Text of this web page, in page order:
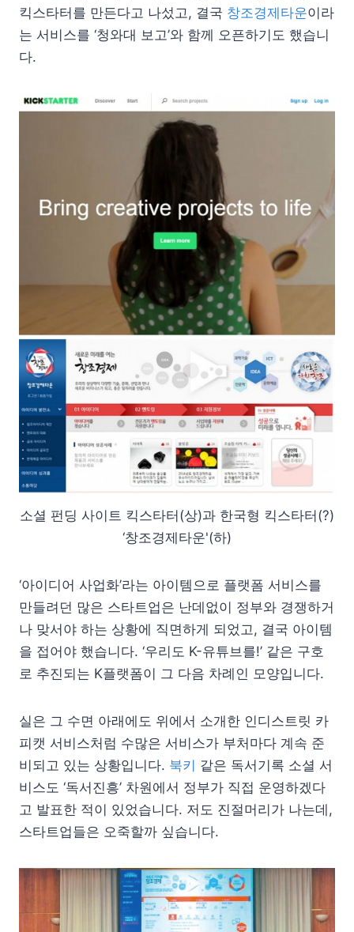
킥스타터를 만든다고 나섰고, 결국 창조경제타운이라
는 서비스를 ‘청와대 보고’와 함께 오픈하기도 했습니
다.
소셜 펀딩 사이트 킥스타터(상)과 한국형 킥스타터(?)
‘창조경제타운'(하)
‘아이디어 사업화’라는 아이템으로 플랫폼 서비스를
만들려던 많은 스타트업은 난데없이 정부와 경쟁하거
나 맞서야 하는 상황에 직면하게 되었고, 결국 아이템
을 접어야 했습니다. ‘우리도 K-유튜브를!’ 같은 구호
로 추진되는 K플랫폼이 그 다음 차례인 모양입니다.
실은 그 수면 아래에도 위에서 소개한 인디스트릿 카
피캣 서비스처럼 수많은 서비스가 부처마다 계속 준
비되고 있는 상황입니다. 북키 같은 독서기록 소셜 서
비스도 ‘독서진흥’ 차원에서 정부가 직접 운영하겠다
고 발표한 적이 있었습니다. 저도 진절머리가 나는데,
스타트업들은 오죽할까 싶습니다.